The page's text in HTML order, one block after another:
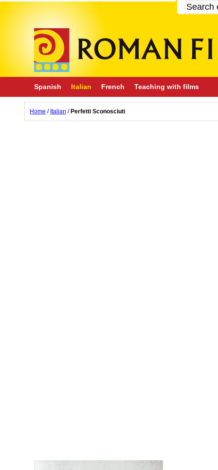
Spanish Italian French Teaching with films
Home / Italian / Perfetti Sconosciuti